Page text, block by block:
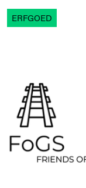
ERFGOED